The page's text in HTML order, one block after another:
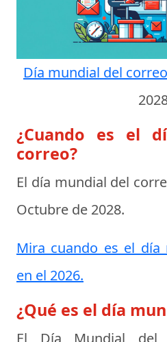
Día mundial del correo
¿Cuando es el
correo?
El día mundial del
Octubre de 2028.
Mira cuando es el
en el 2026.
¿Qué es el día